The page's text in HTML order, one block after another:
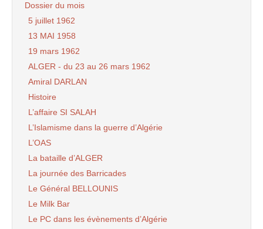
Dossier du mois
5 juillet 1962
13 MAI 1958
19 mars 1962
ALGER - du 23 au 26 mars 1962
Amiral DARLAN
Histoire
L’affaire SI SALAH
L’Islamisme dans la guerre d’Algérie
L’OAS
La bataille d’ALGER
La journée des Barricades
Le Général BELLOUNIS
Le Milk Bar
Le PC dans les évènements d’Algérie